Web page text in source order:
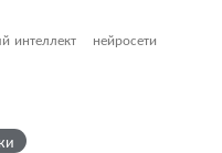
интеллект
нейросети